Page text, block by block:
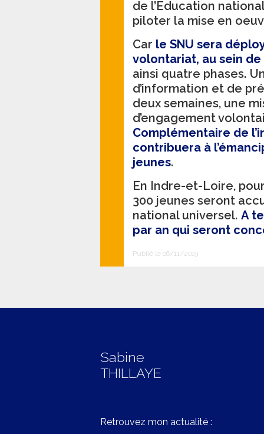
de l’Education
piloter la mise en
Car le SNU sera
volontariat, au sein
ainsi quatre phases.
d’information et de
deux semaines, une
d’engagement
Complémentaire de
contribuera à
jeunes.
En Indre-et-Loire,
300 jeunes seront
national universel. A
par an qui seront
Publié le 06/11/2019
Sabine
THILLAYE
Retrouvez mon actualité :